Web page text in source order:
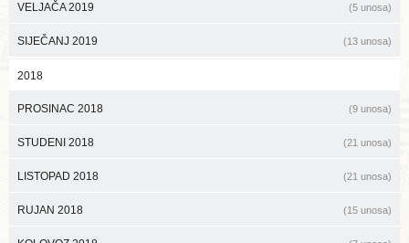
VELJAČA 2019 (5 unosa)
SIJEČANJ 2019 (13 unosa)
2018
PROSINAC 2018 (9 unosa)
STUDENI 2018 (21 unosa)
LISTOPAD 2018 (21 unosa)
RUJAN 2018 (15 unosa)